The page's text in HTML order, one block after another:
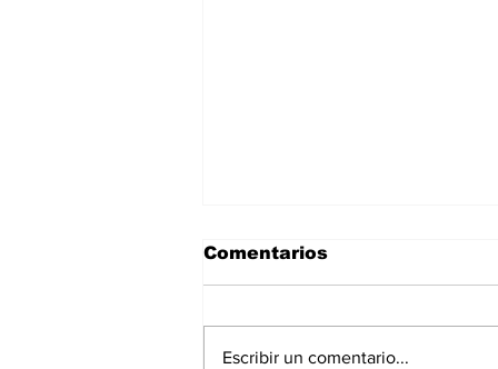
Comentarios
Escribir un comentario...